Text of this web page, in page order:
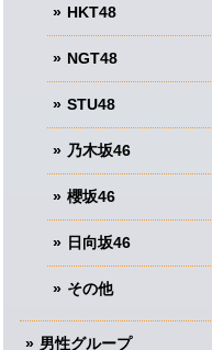
HKT48
NGT48
STU48
乃木坂46
櫻坂46
日向坂46
その他
男性グループ